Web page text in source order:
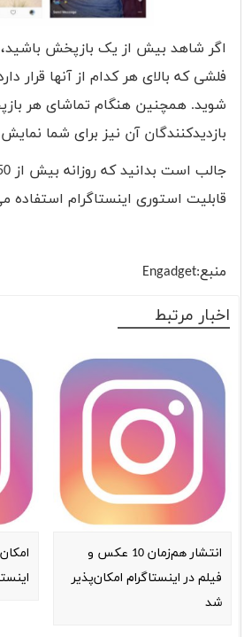
اگر شاهد بیش از یک بازپخش
فلشی که بالای هر کدام از آنها قرار
شوید. همچنین هنگام تماشای هر
بازدیدکنندگان آن نیز برای شما
قابلیت استوری اینستاگرام استفاده
منبع:Engadget
اخبار مرتبط
انتشار هم‌زمان 10 عکس و
فیلم در اینستاگرام امکان‌پذیر
شد